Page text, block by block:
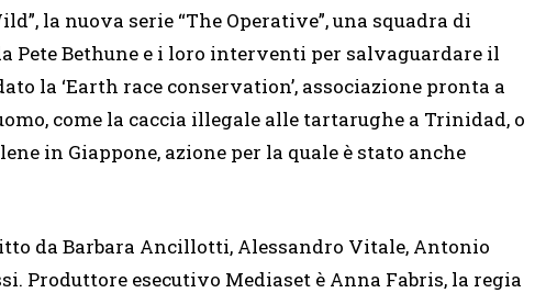
la nuova serie “The Operative”, una squadra di
Pete Bethune e i loro interventi per salvaguardare il
la ‘Earth race conservation’, associazione pronta a
come la caccia illegale alle tartarughe a Trinidad, o
in Giappone, azione per la quale è stato anche
da Barbara Ancillotti, Alessandro Vitale, Antonio
Produttore esecutivo Mediaset è Anna Fabris, la regia